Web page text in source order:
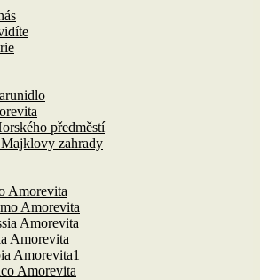
předměstí
zahrady
Amorevita
Amorevita
Amorevita
Amorevita
Amorevita1
Amorevita